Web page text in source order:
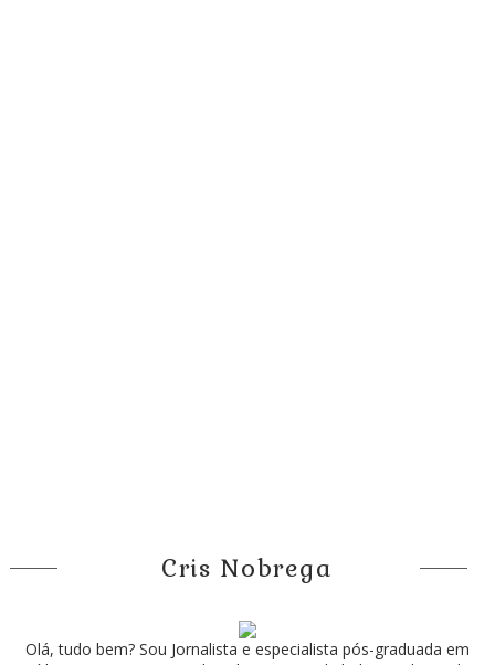
Cris Nobrega
Olá, tudo bem? Sou Jornalista e especialista pós-graduada em